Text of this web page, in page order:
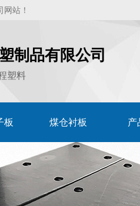
站！
制品有限公司
塑料
板 煤仓衬板 产